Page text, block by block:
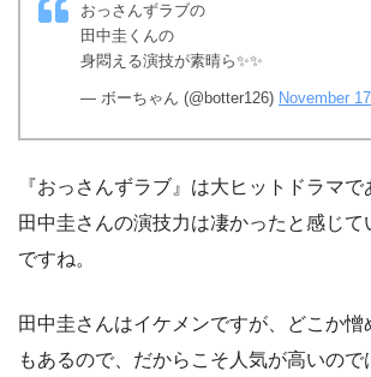
おっさんずラブの
田中圭くんの
身悶える演技が素晴ら✨✨
— ボーちゃん (@botter126) November
『おっさんずラブ』は大ヒットドラマ
田中圭さんの演技力は凄かったと感じて
ですね。
田中圭さんはイケメンですが、どこか憎
もあるので、だからこそ人気が高いので